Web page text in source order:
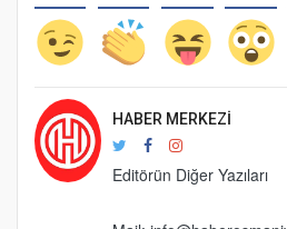
HABER MERKEZI
Editörün Diğer Yazıları